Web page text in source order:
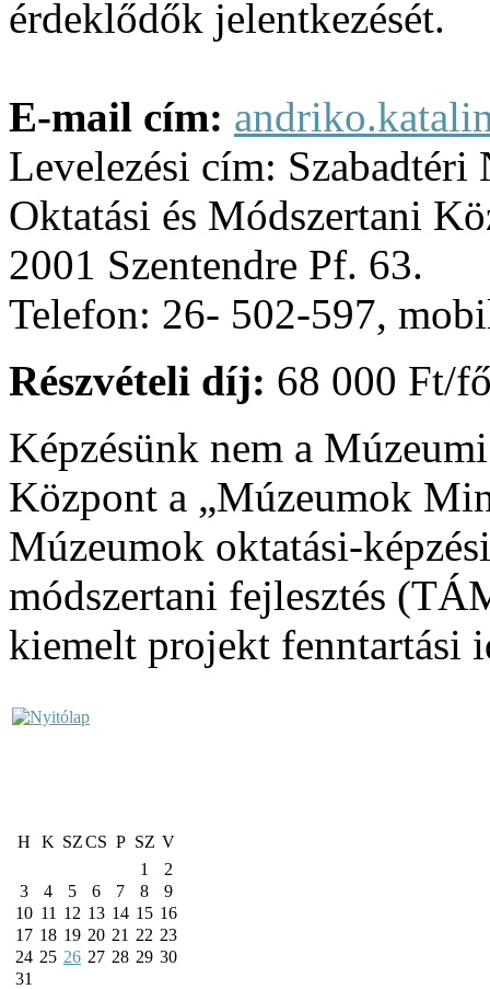
érdeklődők jelentkezését.
E-mail cím:
Levelezési cím:
Oktatási és Módszertani
2001 Szentendre Pf. 63.
Telefon: 26- 502-597,
Részvételi díj: 68 000 Ft/
Képzésünk nem a
Központ a „Múzeumok
Múzeumok oktatási-
módszertani fejlesztés
kiemelt projekt fenntartási
H K SZCS P SZ V
1
2
3
4 5 6 7 8
9
10 11 12 13 14 15 16
17 18 19 20 21 22 23
24 25 26 27 28 29 30
31